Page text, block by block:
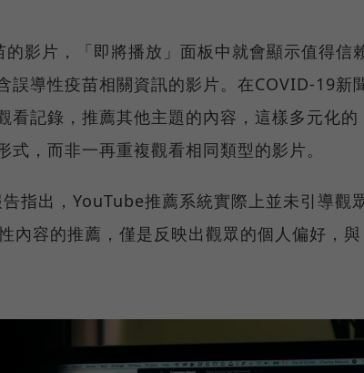
影片，「即將播放」面板中就會顯示值得信
誤導性疫苗相關資訊的影片。在COVID-19新
看記錄，推薦其他主題的內容，這樣多元化的
，而非一再重複觀看相同類型的影片。
指出，YouTube推薦系統實際上並未引導觀
內容的推薦，僅是反映出觀眾的個人偏好，與